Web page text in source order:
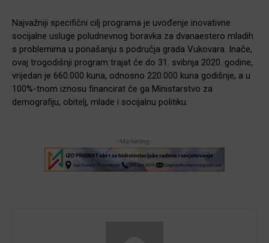
Najvažniji specifični cilj programa je uvođenje inovativne
socijalne usluge poludnevnog boravka za dvanaestero mladih
s problemima u ponašanju s područja grada Vukovara. Inače,
ovaj trogodišnji program trajat će do 31. svibnja 2020. godine,
vrijedan je 660.000 kuna, odnosno 220.000 kuna godišnje, a u
100%-tnom iznosu financirat će ga Ministarstvo za
demografiju, obitelj, mlade i socijalnu politiku.
-Marketing-